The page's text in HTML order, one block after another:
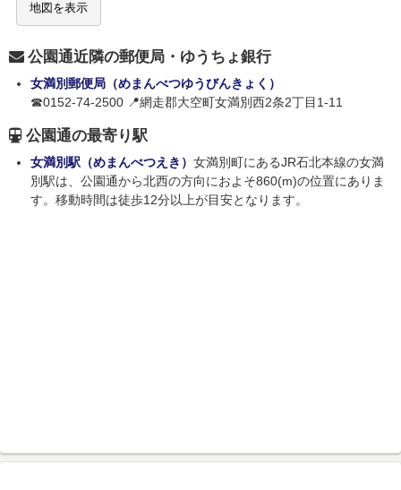
地図を表示
公園通近隣の郵便局・ゆうちょ銀行
女満別郵便局（めまんべつゆうびんきょく）
☎0152-74-2500 📍網走郡大空町女満別西2条2丁目1-11
公園通の最寄り駅
女満別駅（めまんべつえき） 女満別町にあるJR石北本線の女満
別駅は、公園通から北西の方向におよそ860(m)の位置にありま
す。移動時間は徒歩12分以上が目安となります。